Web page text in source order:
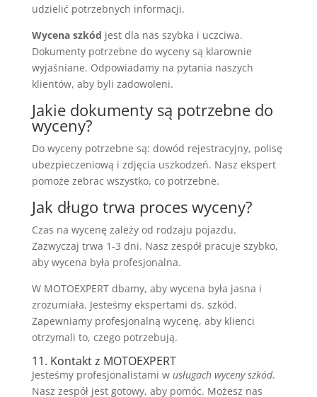
udzielić potrzebnych informacji.
Wycena szkód jest dla nas szybka i uczciwa.
Dokumenty potrzebne do wyceny są klarownie
wyjaśniane. Odpowiadamy na pytania naszych
klientów, aby byli zadowoleni.
Jakie dokumenty są potrzebne do
wyceny?
Do wyceny potrzebne są: dowód rejestracyjny, polisę
ubezpieczeniową i zdjęcia uszkodzeń. Nasz ekspert
pomoże zebrac wszystko, co potrzebne.
Jak długo trwa proces wyceny?
Czas na wycenę zależy od rodzaju pojazdu.
Zazwyczaj trwa 1-3 dni. Nasz zespół pracuje szybko,
aby wycena była profesjonalna.
W MOTOEXPERT dbamy, aby wycena była jasna i
zrozumiała. Jesteśmy ekspertami ds. szkód.
Zapewniamy profesjonalną wycenę, aby klienci
otrzymali to, czego potrzebują.
11. Kontakt z MOTOEXPERT
Jesteśmy profesjonalistami w usługach wyceny szkód.
Nasz zespół jest gotowy, aby pomóc. Możesz nas